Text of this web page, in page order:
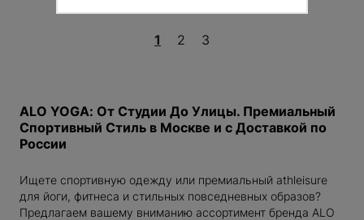
1 2 3
ALO YOGA: От Студии До Улицы. Премиальный
Спортивный Стиль в Москве и с Доставкой по
России
Ищете спортивную одежду или премиальный athleisure
для йоги, фитнеса и стильных повседневных образов?
Предлагаем вашему вниманию ассортимент бренда ALO
СДЕЛАТЬ ЗАКАЗэлектронный адрес
В КОРЗИНУ